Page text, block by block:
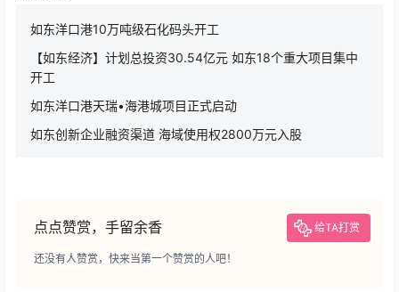
如东洋口港10万吨级石化码头开工
【如东经济】计划总投资30.54亿元 如东18个重大项目集中
开工
如东洋口港天瑞•海港城项目正式启动
如东创新企业融资渠道 海域使用权2800万元入股
点点赞赏，手留余香 给TA打赏
还没有人赞赏，快来当第一个赞赏的人吧！